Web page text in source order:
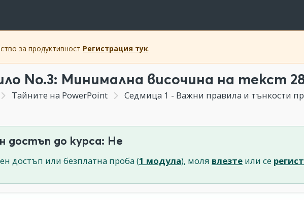
за продуктивност Регистрация тук.
Nо.3: Минимална височина на текст
Тайните на PowerPoint Седмица 1 - Важни правила и тънкости при
достъп до курса: Не
достъп или безплатна проба (1 модула), моля влезте или се